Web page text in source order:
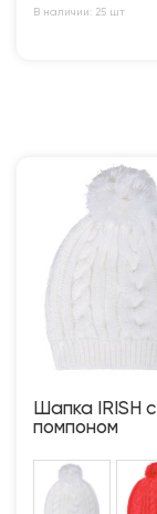
В наличии: 25 шт
Шапка IRISH с
помпоном